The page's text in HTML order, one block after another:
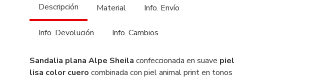
Descripción Material Info. Envío
Info. Devolución Info. Cambios
Sandalia plana Alpe Sheila confeccionada en suave piel
lisa color cuero combinada con piel animal print en tonos